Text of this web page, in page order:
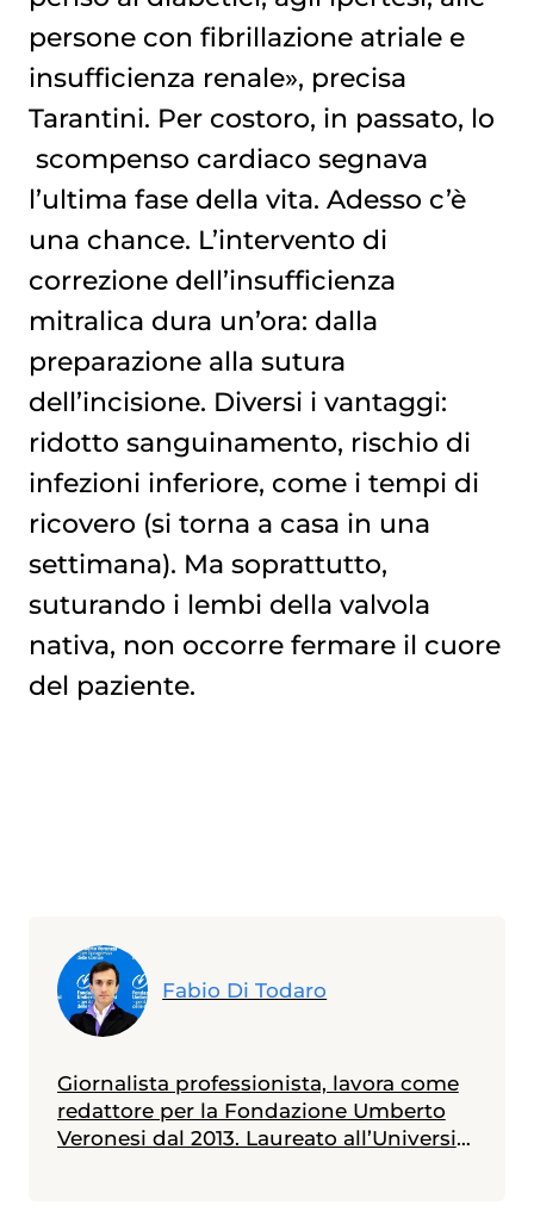
persone con fibrillazione atriale e
insufficienza renale», precisa
Tarantini. Per costoro, in passato, lo
scompenso cardiaco segnava
l’ultima fase della vita. Adesso c’è
una chance. L’intervento di
correzione dell’insufficienza
mitralica dura un’ora: dalla
preparazione alla sutura
dell’incisione. Diversi i vantaggi:
ridotto sanguinamento, rischio di
infezioni inferiore, come i tempi di
ricovero (si torna a casa in una
settimana). Ma soprattutto,
suturando i lembi della valvola
nativa, non occorre fermare il cuore
del paziente.
Fabio Di Todaro
Giornalista professionista, lavora come
redattore per la Fondazione Umberto
Veronesi dal 2013. Laureato all’Università